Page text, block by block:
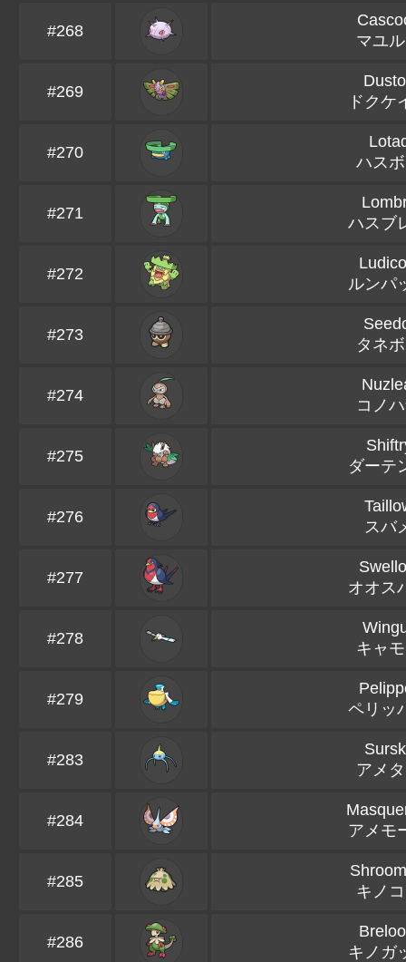
#268
マユ
#269
ドクケ
#270
ハス
#271
ハスブ
#272
ルンパ
#273
タネ
#274
コノ
#275
ダーテ
#276
スバ
#277
オオス
#278
キャ
#279
ペリッ
#283
アメ
#284
アメモ
#285
キノ
#286
キノガ